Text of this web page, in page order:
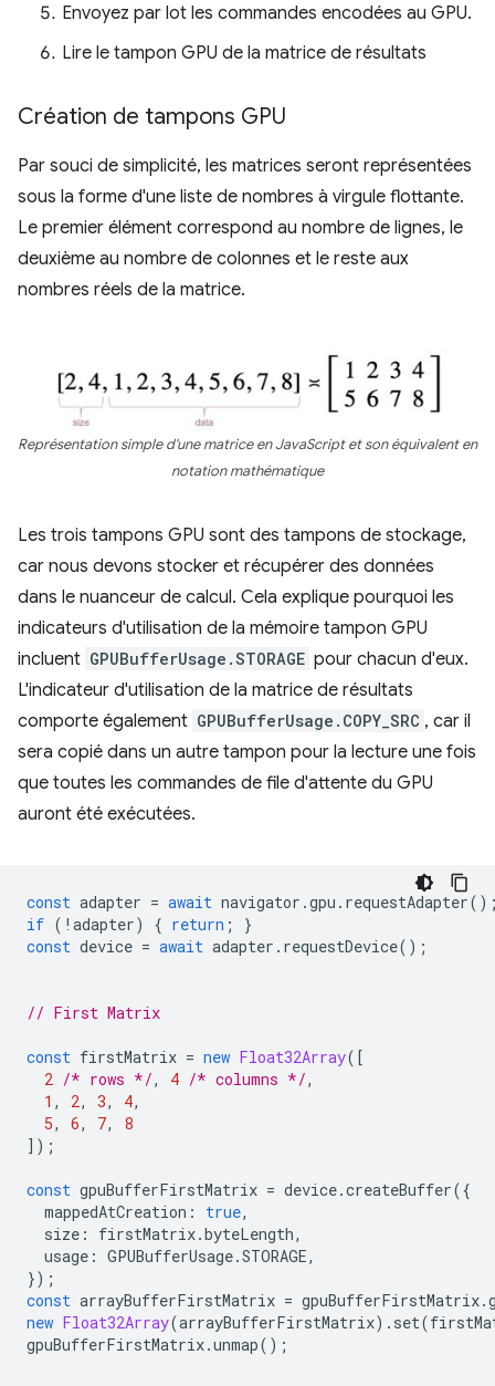
Envoyez par lot les commandes encodées au GPU.
Lire le tampon GPU de la matrice de résultats
Création de tampons GPU
Par souci de simplicité, les matrices seront représentées
sous la forme d'une liste de nombres à virgule flottante.
Le premier élément correspond au nombre de lignes, le
deuxième au nombre de colonnes et le reste aux
nombres réels de la matrice.
Représentation simple d'une matrice en JavaScript et son équivalent en
notation mathématique
Les trois tampons GPU sont des tampons de stockage,
car nous devons stocker et récupérer des données
dans le nuanceur de calcul. Cela explique pourquoi les
indicateurs d'utilisation de la mémoire tampon GPU
incluent GPUBufferUsage.STORAGE pour chacun d'eux.
L'indicateur d'utilisation de la matrice de résultats
comporte également GPUBufferUsage.COPY_SRC , car il
sera copié dans un autre tampon pour la lecture une fois
que toutes les commandes de file d'attente du GPU
auront été exécutées.
const adapter = await navigator .gpu . requestAdapter
if ( ! adapter) { return ;
}
const device = await adapter . requestDevice();
// First Matrix
const firstMatrix = new Float32Array([
2 /* rows */, 4 /* columns */,
1 , 2, 3, 4,
5, 6, 7,
8
]);
const gpuBufferFirstMatrix = device.createBuffer({
mappedAtCreation : true,
size : firstMatrix.byteLength,
usage : GPUBufferUsage.STORAGE,
});
const arrayBufferFirstMatrix = gpuBufferFirstMatrix.
new Float32Array(arrayBufferFirstMatrix). set(
gpuBufferFirstMatrix.unmap();